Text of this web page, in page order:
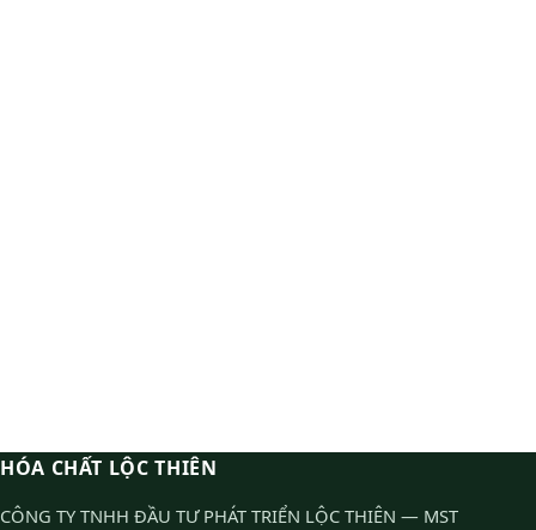
HÓA CHẤT LỘC THIÊN
CÔNG TY TNHH ĐẦU TƯ PHÁT TRIỂN LỘC THIÊN — MST